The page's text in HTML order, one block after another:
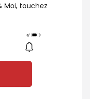
Moi, touchez